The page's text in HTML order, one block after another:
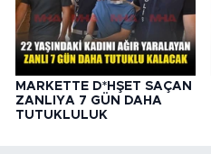
MARKETTE D*HŞET SAÇAN
ZANLIYA 7 GÜN DAHA
TUTUKLULUK